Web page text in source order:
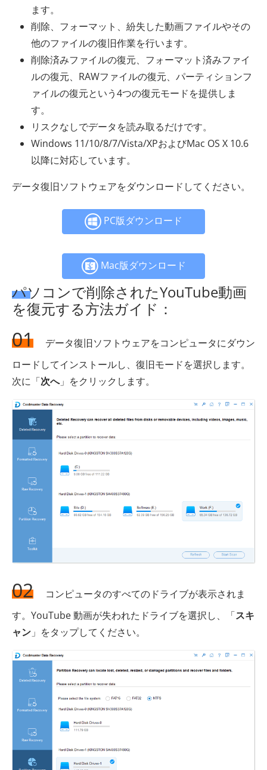
ます。
削除、フォーマット、紛失した動画ファイルやその
他のファイルの復旧作業を行います。
削除済みファイルの復元、フォーマット済みファイ
ルの復元、RAWファイルの復元、パーティションフ
ァイルの復元という4つの復元モードを提供しま
す。
リスクなしでデータを読み取るだけです。
Windows 11/10/8/7/Vista/XPおよびMac OS X 10.6
以降に対応しています。
データ復旧ソフトウェアをダウンロードしてください。
PC版ダウンロード
Mac版ダウンロード
パソコンで削除されたYouTube動画
を復元する方法ガイド：
01
データ復旧ソフトウェアをコンピュータにダウン
ロードしてインストールし、復旧モードを選択します。
次に「次へ」をクリックします。
02
コンピュータのすべてのドライブが表示されま
す。YouTube 動画が失われたドライブを選択し、「スキ
ャン 」をタップしてください。